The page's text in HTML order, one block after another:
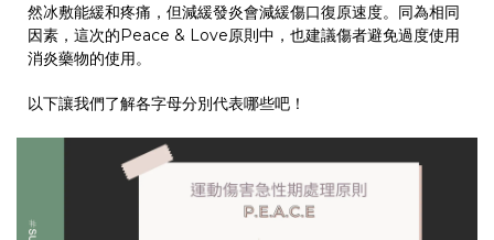
然冰敷能緩和疼痛，但減緩發炎會減緩傷口復原速度。同為相同
因素，這次的Peace & Love原則中，也建議傷者避免過度使用
消炎藥物的使用。
以下讓我們了解各字母分別代表哪些吧！